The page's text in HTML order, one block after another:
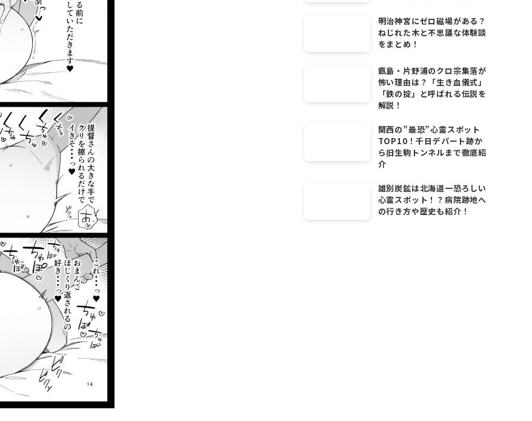
明治神宮にゼロ磁場がある？
ねじれた木と不思議な体験談
をまとめ！
甑島・片野浦のクロ宗集落が
怖い理由は？「生き血儀式」
「鉄の掟」と呼ばれる伝説を
解説！
関西の”最恐”心霊スポット
TOP10！千日デパート跡か
ら旧生駒トンネルまで徹底紹
介
雄別炭鉱は北海道一恐ろしい
心霊スポット！？病院跡地へ
の行き方や歴史も紹介！